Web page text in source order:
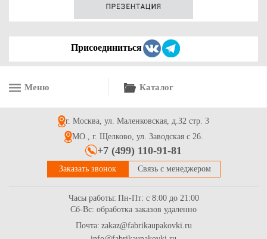
Пакет «майка» полиэтиленовый для переноски коробок под
Присоединиться
Меню Каталог
г. Москва, ул. Маленковская, д.32 стр. 3
МО., г. Щелково, ул. Заводская с 26.
+7 (499) 110-91-81
Заказать звонок Связь с менеджером
Часы работы: Пн-Пт: с 8:00 до 21:00
Сб-Вс: обработка заказов удаленно
Почта: zakaz@fabrikaupakovki.ru